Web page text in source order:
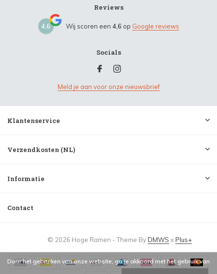
Reviews
4,6 Wij scoren een 4,6 op Google reviews
Socials
Meld je aan voor onze nieuwsbrief
Klantenservice
Verzendkosten (NL)
Informatie
Contact
© 2026 Hoge Ramen - Theme ByDMWS xPlus+
Door het gebruiken van onze website, ga je akkoord met het gebruik van